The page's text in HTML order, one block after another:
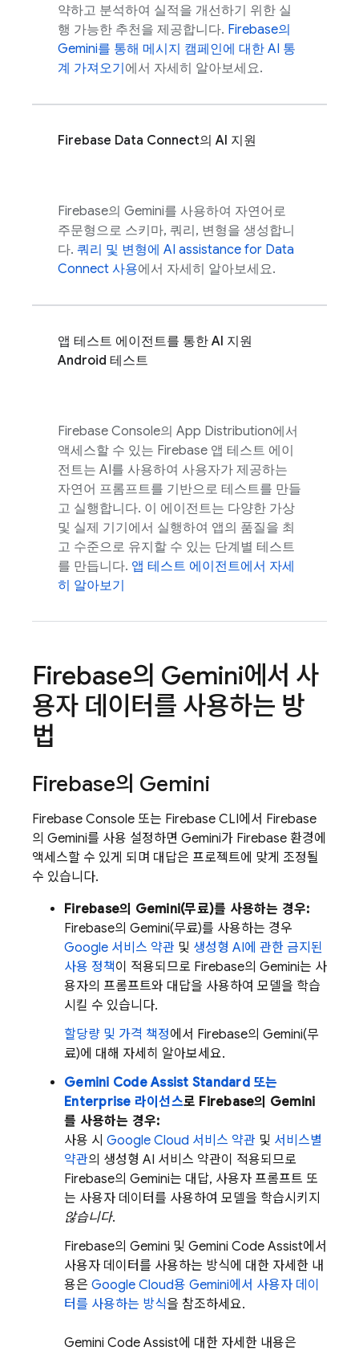
약하고 분석하여 실적을 개선하기 위한 실
행 가능한 추천을 제공합니다. Firebase의
Gemini를 통해 메시지 캠페인에 대한 AI 통
계 가져오기 에서 자세히 알아보세요.
Firebase Data Connect의 AI 지원
Firebase의 Gemini를 사용하여 자연어로
주문형으로 스키마, 쿼리, 변형을 생성합니
다. 쿼리 및 변형에 AI assistance for Data
Connect 사용에서 자세히 알아보세요.
앱 테스트 에이전트를 통한 AI 지원
Android 테스트
Firebase Console의 App Distribution에서
액세스할 수 있는 Firebase 앱 테스트 에이
전트는 AI를 사용하여 사용자가 제공하는
자연어 프롬프트를 기반으로 테스트를 만들
고 실행합니다. 이 에이전트는 다양한 가상
및 실제 기기에서 실행하여 앱의 품질을 최
고 수준으로 유지할 수 있는 단계별 테스트
를 만듭니다. 앱 테스트 에이전트에서 자세
히 알아보기
Firebase의 Gemini에서 사
용자 데이터를 사용하는 방
법
Firebase의 Gemini
Firebase Console 또는 Firebase CLI에서 Firebase
의 Gemini를 사용 설정하면 Gemini가 Firebase 환경에
액세스할 수 있게 되며 대답은 프로젝트에 맞게 조정될
수 있습니다.
Firebase의 Gemini(무료)를 사용하는 경우:
Firebase의 Gemini(무료)를 사용하는 경우
Google 서비스 약관 및 생성형 AI에 관한 금지된
사용 정책이 적용되므로 Firebase의 Gemini는 사
용자의 프롬프트와 대답을 사용하여 모델을 학습
시킬 수 있습니다.
할당량 및 가격 책정에서 Firebase의 Gemini(무
료)에 대해 자세히 알아보세요.
Gemini Code Assist Standard 또는
Enterprise 라이선스로 Firebase의 Gemini
를 사용하는 경우:
사용 시 Google Cloud 서비스 약관 및 서비스별
약관의 생성형 AI 서비스 약관이 적용되므로
Firebase의 Gemini는 대답, 사용자 프롬프트 또
는 사용자 데이터를 사용하여 모델을 학습시키지
않습니다.
Firebase의 Gemini 및 Gemini Code Assist에서
사용자 데이터를 사용하는 방식에 대한 자세한 내
용은 Google Cloud용 Gemini에서 사용자 데이
터를 사용하는 방식을 참조하세요.
Gemini Code Assist에 대한 자세한 내용은